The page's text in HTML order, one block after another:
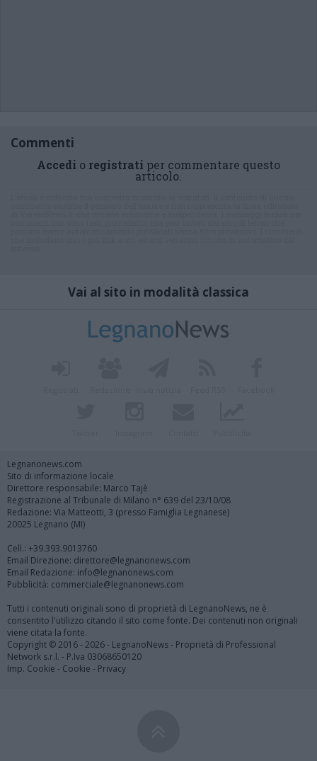
Commenti
Accedi o registrati per commentare questo
articolo.
Vai al sito in modalità classica
Legnanonews.com
Sito di informazione locale
Direttore responsabile: Marco Tajè
Registrazione al Tribunale di Milano n° 639 del 23/10/08
Redazione: Via Matteotti, 3 (presso Famiglia Legnanese)
20025 Legnano (MI)
Cell.: +39.393.9013760
Email Direzione: direttore@legnanonews.com
Email Redazione: info@legnanonews.com
Pubblicità: commerciale@legnanonews.com
Tutti i contenuti originali sono di proprietà di LegnanoNews, ne è
consentito l'utilizzo citando il sito come fonte. Dei contenuti non originali
viene citata la fonte.
Copyright © 2016 - 2026 - LegnanoNews - Proprietà di Professional
Network s.r.l. - P.Iva 03068650120
Imp. Cookie - Cookie - Privacy